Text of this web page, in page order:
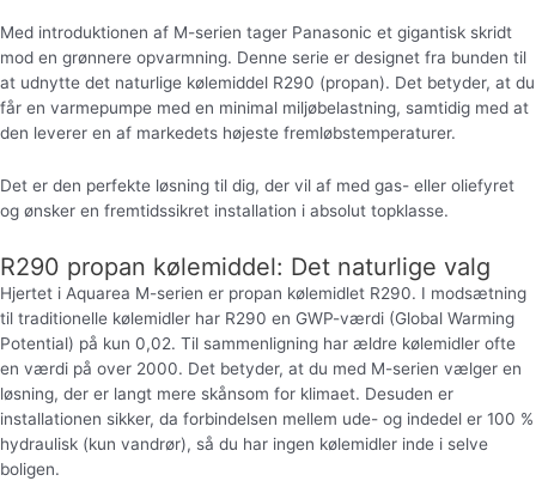
Med introduktionen af M-serien tager Panasonic et gigantisk skridt
mod en grønnere opvarmning. Denne serie er designet fra bunden til
at udnytte det naturlige kølemiddel R290 (propan). Det betyder, at du
får en varmepumpe med en minimal miljøbelastning, samtidig med at
den leverer en af markedets højeste fremløbstemperaturer.
Det er den perfekte løsning til dig, der vil af med gas- eller oliefyret
og ønsker en fremtidssikret installation i absolut topklasse.
R290 propan kølemiddel: Det naturlige valg
Hjertet i Aquarea M-serien er propan kølemidlet R290. I modsætning
til traditionelle kølemidler har R290 en GWP-værdi (Global Warming
Potential) på kun 0,02. Til sammenligning har ældre kølemidler ofte
en værdi på over 2000. Det betyder, at du med M-serien vælger en
løsning, der er langt mere skånsom for klimaet. Desuden er
installationen sikker, da forbindelsen mellem ude- og indedel er 100 %
hydraulisk (kun vandrør), så du har ingen kølemidler inde i selve
boligen.